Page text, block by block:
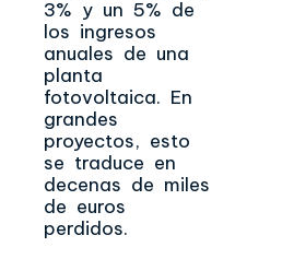
3% y un 5% de
los ingresos
anuales de una
planta
fotovoltaica. En
grandes
proyectos, esto
se traduce en
decenas de miles
de euros
perdidos.